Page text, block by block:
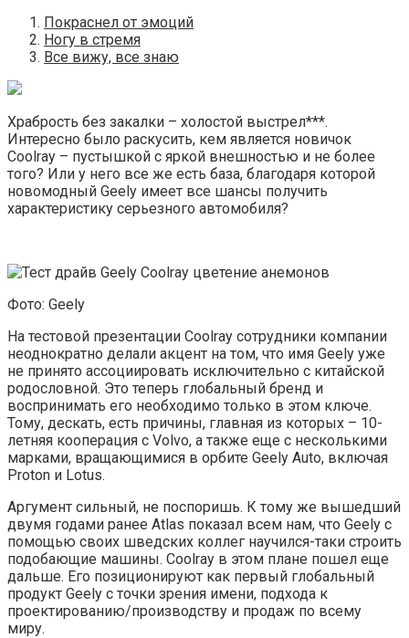
Покраснел от эмоций
Ногу в стремя
Все вижу, все знаю
Храбрость без закалки – холостой выстрел***.
Интересно было раскусить, кем является новичок
Coolray – пустышкой с яркой внешностью и не более
того? Или у него все же есть база, благодаря которой
новомодный Geely имеет все шансы получить
характеристику серьезного автомобиля?
Фото: Geely
На тестовой презентации Coolray сотрудники компании
неоднократно делали акцент на том, что имя Geely уже
не принято ассоциировать исключительно с китайской
родословной. Это теперь глобальный бренд и
воспринимать его необходимо только в этом ключе.
Тому, дескать, есть причины, главная из которых – 10-
летняя кооперация с Volvo, а также еще с несколькими
марками, вращающимися в орбите Geely Auto, включая
Proton и Lotus.
Аргумент сильный, не поспоришь. К тому же вышедший
двумя годами ранее Atlas показал всем нам, что Geely с
помощью своих шведских коллег научился-таки строить
подобающие машины. Coolray в этом плане пошел еще
дальше. Его позиционируют как первый глобальный
продукт Geely с точки зрения имени, подхода к
проектированию/производству и продаж по всему
миру.